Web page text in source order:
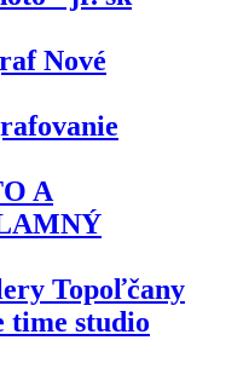
Nové
A
Topoľčany
time studio